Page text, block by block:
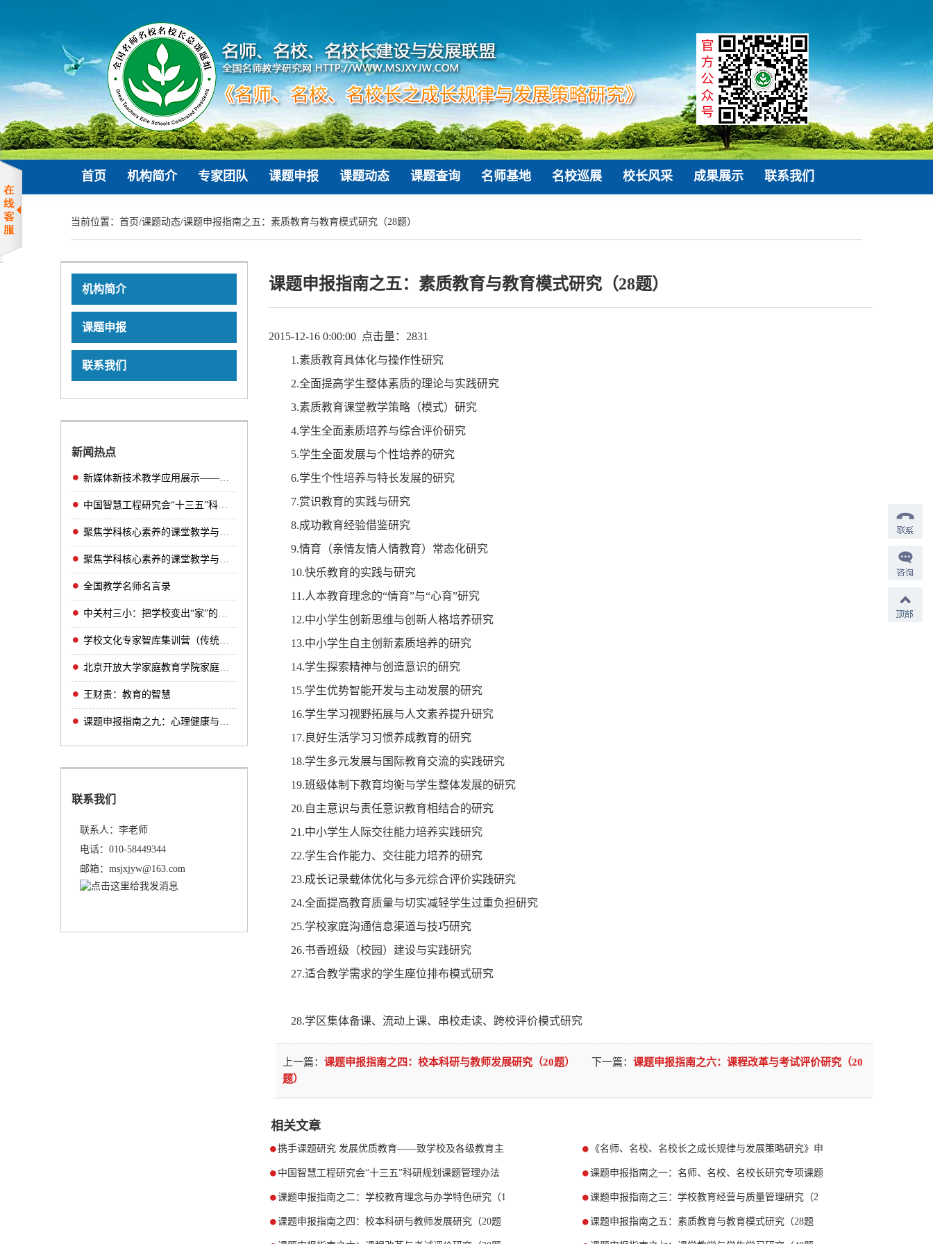
首页 机构简介 专家团队 课题申报 课题动态 课题查询 名师基地 名校巡展 校长风采 成果展示 联系我们
当前位置： 首页/课题动态/课题申报指南之五：素质教育与教育模式研究（28题）
机构简介
课题申报
联系我们
新闻热点
新媒体新技术教学应用展示——互动课堂精品课
中国智慧工程研究会“十三五”科研规划课题管
聚焦学科核心素养的课堂教学与研课磨课（小学
聚焦学科核心素养的课堂教学与研课磨课（初中
全国教学名师名言录
中关村三小：把学校变出“家”的味道！
学校文化专家智库集训营（传统文化主题学校方
北京开放大学家庭教育学院家庭教育实验综合项
王财贵：教育的智慧
课题申报指南之九：心理健康与卫生教育研究（
联系我们
联系人：李老师
电话：010-58449344
邮箱：msjxjyw@163.com
课题申报指南之五：素质教育与教育模式研究（28题）
2015-12-16 0:00:00 点击量：2831
1.素质教育具体化与操作性研究
2.全面提高学生整体素质的理论与实践研究
3.素质教育课堂教学策略（模式）研究
4.学生全面素质培养与综合评价研究
5.学生全面发展与个性培养的研究
6.学生个性培养与特长发展的研究
7.赏识教育的实践与研究
8.成功教育经验借鉴研究
9.情育（亲情友情人情教育）常态化研究
10.快乐教育的实践与研究
11.人本教育理念的“情育”与“心育”研究
12.中小学生创新思维与创新人格培养研究
13.中小学生自主创新素质培养的研究
14.学生探索精神与创造意识的研究
15.学生优势智能开发与主动发展的研究
16.学生学习视野拓展与人文素养提升研究
17.良好生活学习习惯养成教育的研究
18.学生多元发展与国际教育交流的实践研究
19.班级体制下教育均衡与学生整体发展的研究
20.自主意识与责任意识教育相结合的研究
21.中小学生人际交往能力培养实践研究
22.学生合作能力、交往能力培养的研究
23.成长记录载体优化与多元综合评价实践研究
24.全面提高教育质量与切实减轻学生过重负担研究
25.学校家庭沟通信息渠道与技巧研究
26.书香班级（校园）建设与实践研究
27.适合教学需求的学生座位排布模式研究
28.学区集体备课、流动上课、串校走读、跨校评价模式研究
上一篇： 课题申报指南之四：校本科研与教师发展研究（20题） 下一篇： 课题申报指南之六：课程改革与考试评价研究（20
题）
相关文章
携手课题研究 发展优质教育——致学校及各级教育主 《名师、名校、名校长之成长规律与发展策略研究》申
中国智慧工程研究会“十三五”科研规划课题管理办法 课题申报指南之一：名师、名校、名校长研究专项课题
课题申报指南之二：学校教育理念与办学特色研究（1 课题申报指南之三：学校教育经营与质量管理研究（2
课题申报指南之四：校本科研与教师发展研究（20题 课题申报指南之五：素质教育与教育模式研究（28题